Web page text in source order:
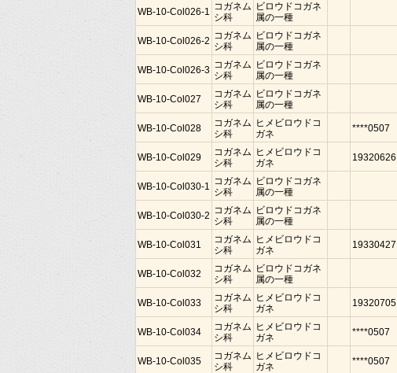
WB-10-Col026-1 コガネム
シ科
ビロウドコガネ
属の一種
WB-10-Col026-2 コガネム
シ科
ビロウドコガネ
属の一種
WB-10-Col026-3 コガネム
シ科
ビロウドコガネ
属の一種
WB-10-Col027
コガネム
シ科
ビロウドコガネ
属の一種
WB-10-Col028
コガネム
シ科
ヒメビロウドコ
ガネ
****0507
WB-10-Col029
コガネム
シ科
ヒメビロウドコ
ガネ
19320626
WB-10-Col030-1 コガネム
シ科
ビロウドコガネ
属の一種
WB-10-Col030-2 コガネム
シ科
ビロウドコガネ
属の一種
WB-10-Col031
コガネム
シ科
ヒメビロウドコ
ガネ
19330427
WB-10-Col032
コガネム
シ科
ビロウドコガネ
属の一種
WB-10-Col033
コガネム
シ科
ヒメビロウドコ
ガネ
19320705
WB-10-Col034
コガネム
シ科
ヒメビロウドコ
ガネ
****0507
WB-10-Col035
コガネム
シ科
ヒメビロウドコ
ガネ
****0507